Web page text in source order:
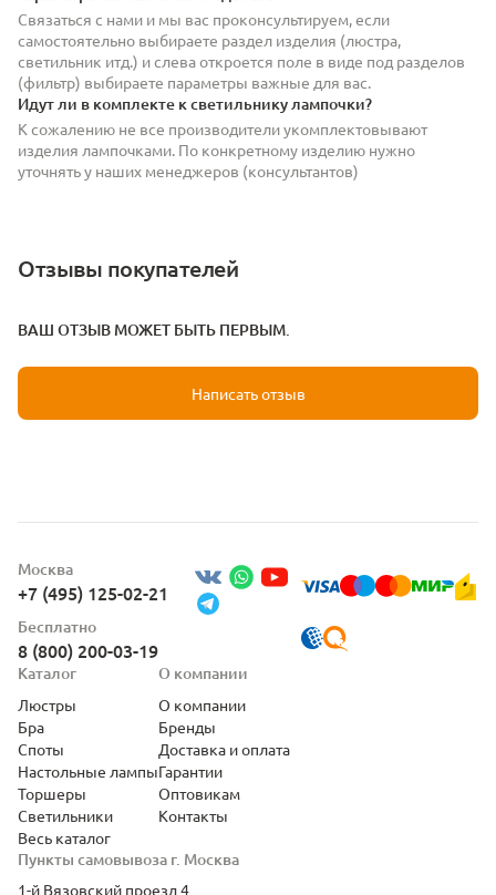
Связаться с нами и мы вас проконсультируем, если
самостоятельно выбираете раздел изделия (люстра,
светильник итд.) и слева откроется поле в виде под разделов
(фильтр) выбираете параметры важные для вас.
Идут ли в комплекте к светильнику лампочки?
К сожалению не все производители укомплектовывают
изделия лампочками. По конкретному изделию нужно
уточнять у наших менеджеров (консультантов)
Отзывы покупателей
ВАШ ОТЗЫВ МОЖЕТ БЫТЬ ПЕРВЫМ.
Написать отзыв
Москва
+7 (495) 125-02-21
Бесплатно
8 (800) 200-03-19
Пункты самовывоза г. Москва
1-й Вязовский проезд 4
Каталог
Люстры
Бра
Споты
Настольные лампы
Торшеры
Светильники
Весь каталог
О компании
О компании
Бренды
Доставка и оплата
Гарантии
Оптовикам
Контакты